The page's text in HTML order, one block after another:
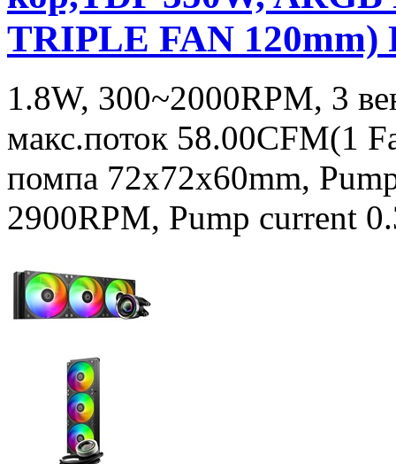
TRIPLE FAN 120mm)
1.8W, 300~2000RPM, 3
макс.поток 58.00CFM(1
помпа 72x72x60mm,
2900RPM, Pump current